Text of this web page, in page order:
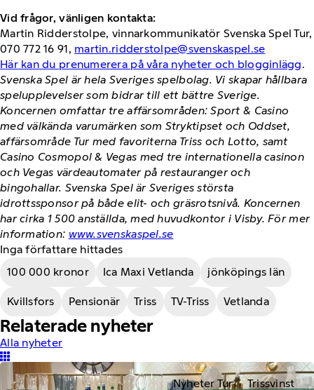
Vid frågor, vänligen kontakta:
Martin Ridderstolpe, vinnarkommunikatör Svenska Spel Tur,
070 772 16 91, martin.ridderstolpe@svenskaspel.se
Här kan du prenumerera på våra nyheter och blogginlägg.
Svenska Spel är hela Sveriges spelbolag. Vi skapar hållbara
spelupplevelser som bidrar till ett bättre Sverige.
Koncernen omfattar tre affärsområden: Sport & Casino
med välkända varumärken som Stryktipset och Oddset,
affärsområde Tur med favoriterna Triss och Lotto, samt
Casino Cosmopol & Vegas med tre internationella casinon
och Vegas värdeautomater på restauranger och
bingohallar. Svenska Spel är Sveriges största
idrottssponsor på både elit- och gräsrotsnivå. Koncernen
har cirka 1 500 anställda, med huvudkontor i Visby. För mer
information: www.svenskaspel.se
Inga författare hittades
100 000 kronor
Ica Maxi Vetlanda jönköpings län
Kvillsfors Pensionär Triss TV-Triss Vetlanda
Relaterade nyheter
Alla nyheter
Nyheter Tur Trissvinst